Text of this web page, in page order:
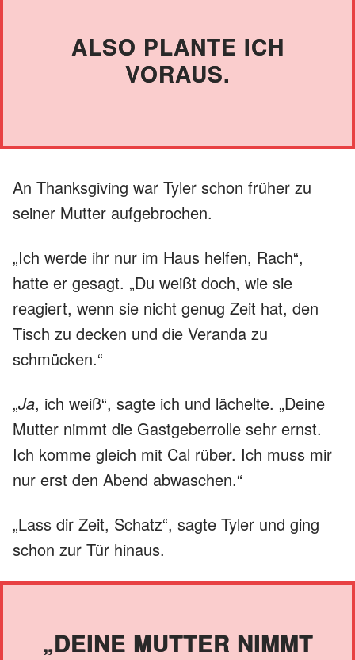
ALSO PLANTE ICH
VORAUS.
An Thanksgiving war Tyler schon früher zu
seiner Mutter aufgebrochen.
„Ich werde ihr nur im Haus helfen, Rach“,
hatte er gesagt. „Du weißt doch, wie sie
reagiert, wenn sie nicht genug Zeit hat, den
Tisch zu decken und die Veranda zu
schmücken.“
„Ja, ich weiß“, sagte ich und lächelte. „Deine
Mutter nimmt die Gastgeberrolle sehr ernst.
Ich komme gleich mit Cal rüber. Ich muss mir
nur erst den Abend abwaschen.“
„Lass dir Zeit, Schatz“, sagte Tyler und ging
schon zur Tür hinaus.
„DEINE MUTTER NIMMT